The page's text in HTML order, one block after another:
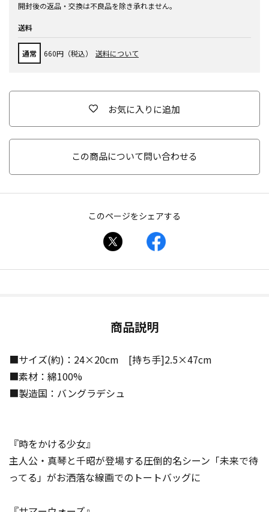
開封後の返品・交換は不良品を除き承れません。
送料
通常 660円（税込） 送料について
お気に入りに追加
この商品について問い合わせる
このページをシェアする
商品説明
■サイズ(約)：24×20cm [持ち手]2.5×47cm
■素材：綿100%
■製造国：バングラデシュ
『時をかける少女』
主人公・真琴と千昭が登場する圧倒的名シーン「未来で待
ってる」がお洒落な線画でのトートバッグに